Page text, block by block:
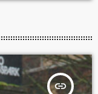
insert_link